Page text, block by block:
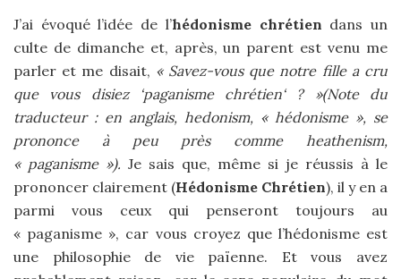
J’ai évoqué l’idée de l’hédonisme chrétien dans un
culte de dimanche et, après, un parent est venu me
parler et me disait, « Savez-vous que notre fille a cru
que vous disiez ‘paganisme chrétien‘ ? »(Note du
traducteur : en anglais, hedonism, « hédonisme », se
prononce à peu près comme heathenism,
« paganisme »). Je sais que, même si je réussis à le
prononcer clairement (Hédonisme Chrétien), il y en a
parmi vous ceux qui penseront toujours au
« paganisme », car vous croyez que l’hédonisme est
une philosophie de vie païenne. Et vous avez